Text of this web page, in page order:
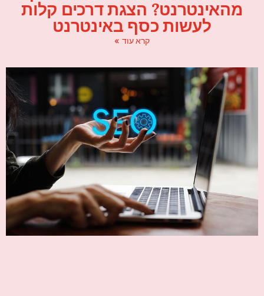
מהאינטרנט? הצגת דרכים קלות
לעשות כסף באינטרנט
קרא עוד »